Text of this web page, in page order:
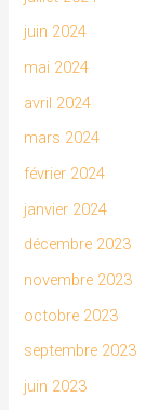
juin 2024
mai 2024
avril 2024
mars 2024
février 2024
janvier 2024
décembre 2023
novembre 2023
octobre 2023
septembre 2023
juin 2023